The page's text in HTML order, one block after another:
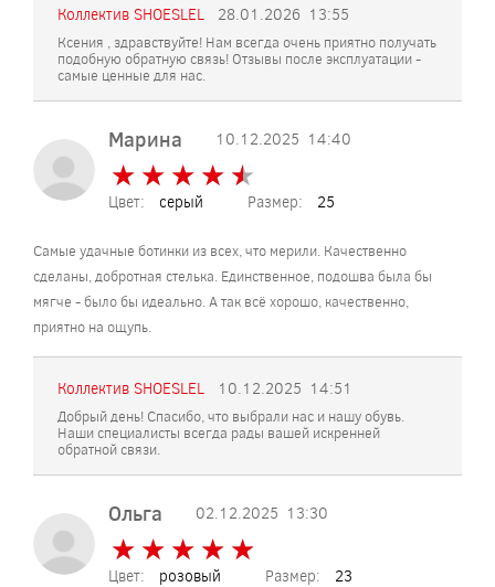
Коллектив SHOESLEL 28.01.2026 13:55
Ксения , здравствуйте! Нам всегда очень приятно получать
подобную обратную связь! Отзывы после эксплуатации -
самые ценные для нас.
Марина 10.12.2025 14:40
★ ★ ★ ★ ★
★ ★ ★ ★ ★
Цвет: серый Размер: 25
Самые удачные ботинки из всех, что мерили. Качественно
сделаны, добротная стелька. Единственное, подошва была бы
мягче - было бы идеально. А так всё хорошо, качественно,
приятно на ощупь.
Коллектив SHOESLEL 10.12.2025 14:51
Добрый день! Спасибо, что выбрали нас и нашу обувь.
Наши специалисты всегда рады вашей искренней
обратной связи.
Ольга 02.12.2025 13:30
★ ★ ★ ★ ★
★ ★ ★ ★ ★
Цвет: розовый Размер: 23